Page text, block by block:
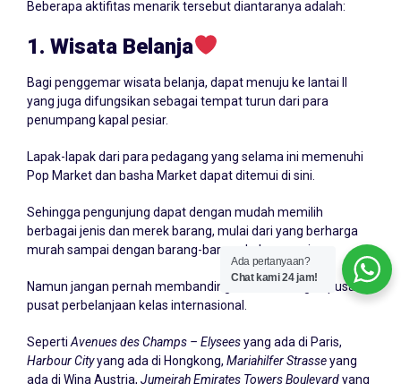
Beberapa aktifitas menarik tersebut diantaranya adalah:
1. Wisata Belanja
Bagi penggemar wisata belanja, dapat menuju ke lantai II
yang juga difungsikan sebagai tempat turun dari para
penumpang kapal pesiar.
Lapak-lapak dari para pedagang yang selama ini memenuhi
Pop Market dan basha Market dapat ditemui di sini.
Sehingga pengunjung dapat dengan mudah memilih
berbagai jenis dan merek barang, mulai dari yang berharga
murah sampai dengan barang-barang kelas permium.
Namun jangan pernah membandingkan SNQ dengan pusat-
pusat perbelanjaan kelas internasional.
Seperti Avenues des Champs – Elyseesyang ada di Paris,
Harbour Cityyang ada di Hongkong, Mariahilfer Strasseyang
ada di Wina Austria, Jumeirah Emirates Towers Boulevardyang
Ada pertanyaan?
Chat kami 24 jam!